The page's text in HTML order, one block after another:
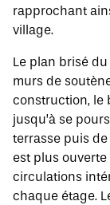
rapprochant
village.
Le plan brisé
murs de
construction, le
jusqu’à se
terrasse puis
est plus
circulations
chaque étage.